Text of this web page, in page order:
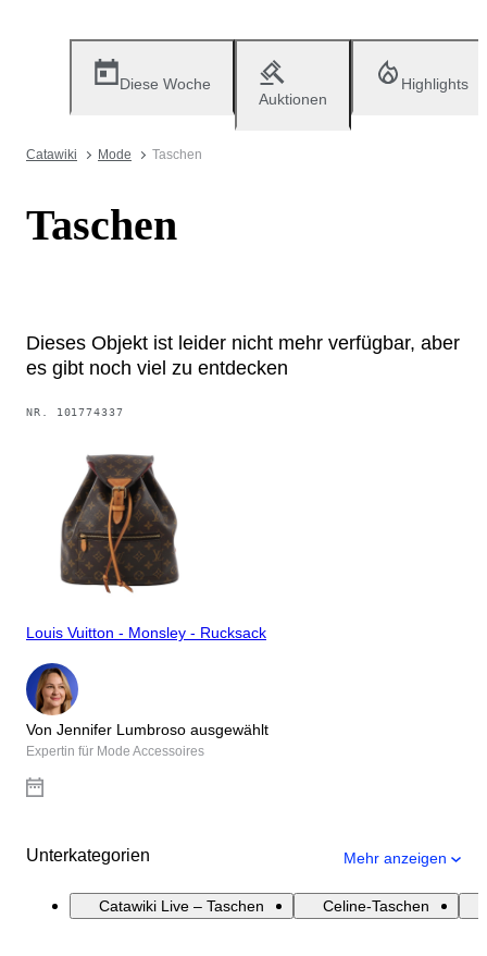
Diese Woche
Auktionen
Highlights
Catawiki Mode Taschen
Taschen
Dieses Objekt ist leider nicht mehr verfügbar, aber
es gibt noch viel zu entdecken
NR. 101774337
Louis Vuitton - Monsley - Rucksack
Von Jennifer Lumbroso ausgewählt
Expertin für Mode Accessoires
Unterkategorien Mehr anzeigen
Catawiki Live – Taschen Celine-Taschen